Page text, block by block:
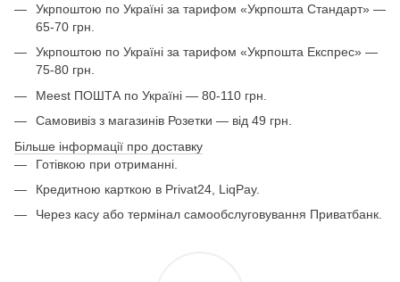
Укрпоштою по Україні за тарифом «Укрпошта Стандарт» —
65-70 грн.
Укрпоштою по Україні за тарифом «Укрпошта Експрес» —
75-80 грн.
Meest ПОШТА по Україні — 80-110 грн.
Самовивіз з магазинів Розетки — від 49 грн.
Більше інформації про доставку
Готівкою при отриманні.
Кредитною карткою в Privat24, LiqPay.
Через касу або термінал самообслуговування Приватбанк.